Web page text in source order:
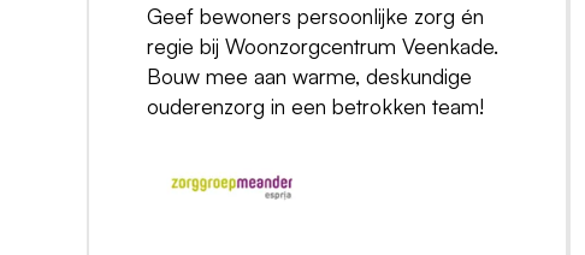
Geef bewoners persoonlijke zorg én
regie bij Woonzorgcentrum Veenkade.
Bouw mee aan warme, deskundige
ouderenzorg in een betrokken team!